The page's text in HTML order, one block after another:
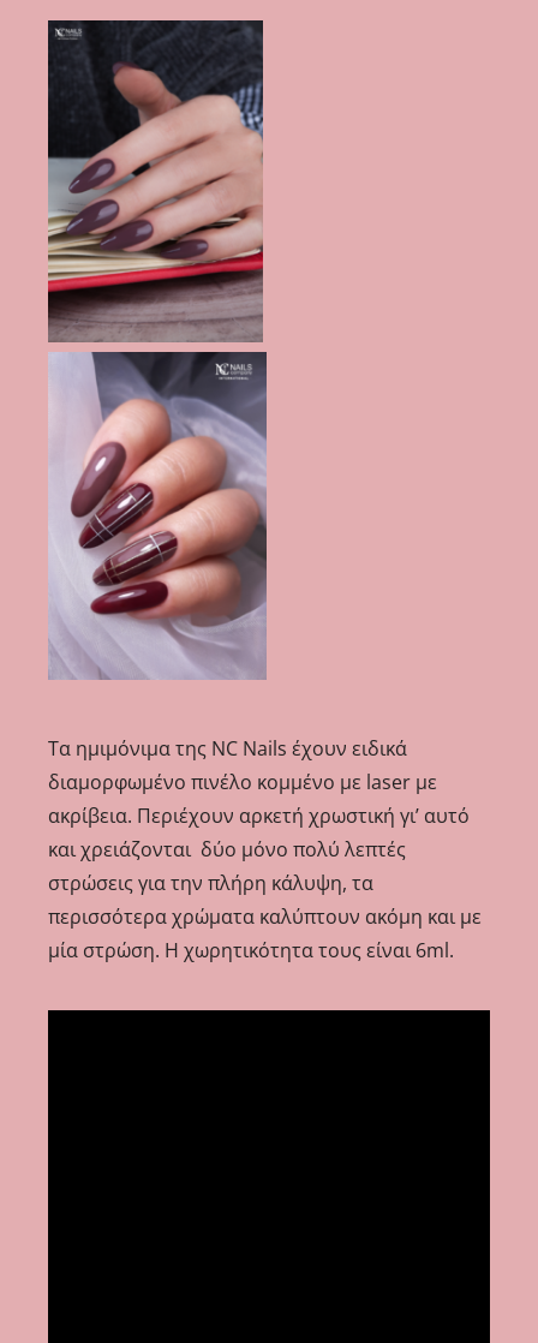
Τα ημιμόνιμα της NC Nails έχουν ειδικά
διαμορφωμένο πινέλο κομμένο με laser με
ακρίβεια. Περιέχουν αρκετή χρωστική γι’ αυτό
και χρειάζονται δύο μόνο πολύ λεπτές
στρώσεις για την πλήρη κάλυψη, τα
περισσότερα χρώματα καλύπτουν ακόμη και με
μία στρώση. Η χωρητικότητα τους είναι 6ml.